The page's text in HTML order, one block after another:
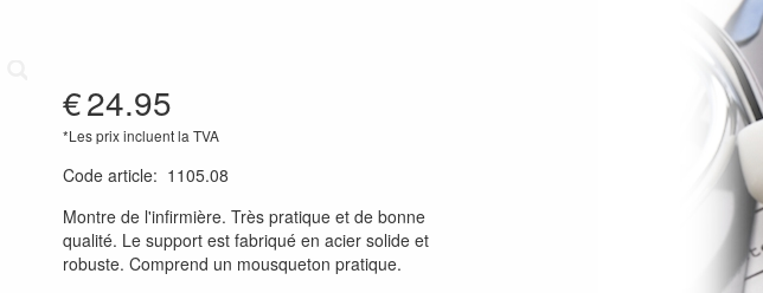
€24.95
*Les prix incluent la TVA
Code article: 1105.08
Montre de l'infirmière. Très pratique et de bonne
qualité. Le support est fabriqué en acier solide et
robuste. Comprend un mousqueton pratique.